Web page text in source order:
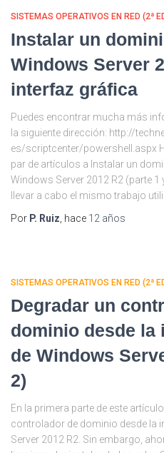
SISTEMAS OPERATIVOS EN RED (2ª
Instalar un
Windows Server
interfaz gráfica
Puedes encontrar mucha más
la siguiente dirección: http://
es/scriptcenter/powershell.aspx
par de artículos a Instalar un
Windows Server 2012 R2 (parte
llevar a cabo el mismo trabajo
Por P. Ruiz , hace 12 años
SISTEMAS OPERATIVOS EN RED (2ª
Degradar un
dominio desde la
de Windows
2)
En la primera parte de este
controlador de dominio desde la
Server 2012 R2. Sin embargo,